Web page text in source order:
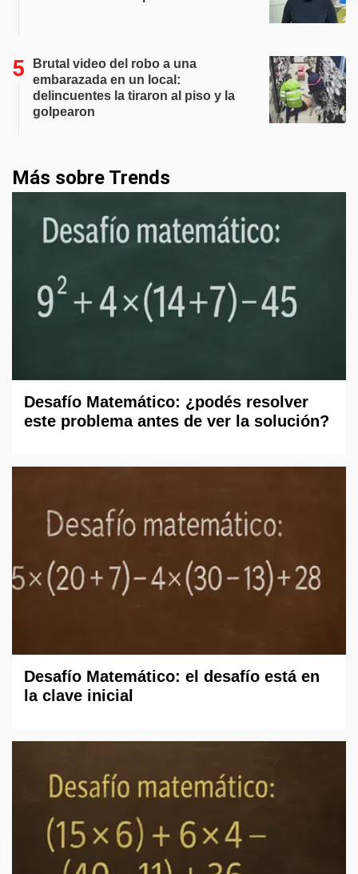
Brutal video del robo a una
embarazada en un local:
delincuentes la tiraron al piso y la
golpearon
Más sobre Trends
Desafío Matemático: ¿podés resolver
este problema antes de ver la solución?
Desafío Matemático: el desafío está en
la clave inicial